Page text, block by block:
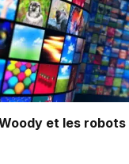
et les robots